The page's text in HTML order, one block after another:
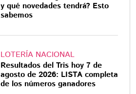
y qué novedades tendrá? Esto
sabemos
LOTERÍA NACIONAL
Resultados del Tris hoy 7 de
agosto de 2026: LISTA completa
de los números ganadores